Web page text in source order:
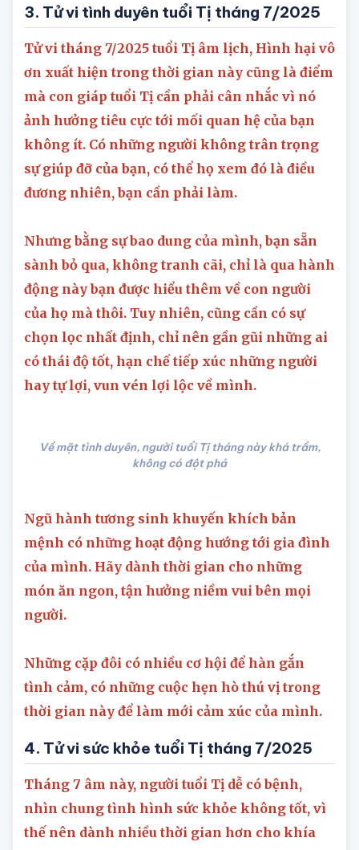
vào những điều không đúng.
3. Tử vi tình duyên tuổi Tị tháng 7/2025
Tử vi tháng 7/2025 tuổi Tị âm lịch, Hình hại vô
ơn xuất hiện trong thời gian này cũng là điểm
mà con giáp tuổi Tị cần phải cân nhắc vì nó
ảnh hưởng tiêu cực tới mối quan hệ của bạn
không ít. Có những người không trân trọng
sự giúp đỡ của bạn, có thể họ xem đó là điều
Nhưng bằng sự bao dung của mình, bạn sẵn
sành bỏ qua, không tranh cãi, chỉ là qua hành
động này bạn được hiểu thêm về con người
của họ mà thôi. Tuy nhiên, cũng cần có sự
chọn lọc nhất định, chỉ nên gần gũi những ai
có thái độ tốt, hạn chế tiếp xúc những người
Ngũ hành tương sinh khuyến khích bản
mệnh có những hoạt động hướng tới gia đình
của mình. Hãy dành thời gian cho những
món ăn ngon, tận hưởng niềm vui bên mọi
Những cặp đôi có nhiều cơ hội để hàn gắn
tình cảm, có những cuộc hẹn hò thú vị trong
thời gian này để làm mới cảm xúc của mình.
4. Tử vi sức khỏe tuổi Tị tháng 7/2025
Tháng 7 âm này, người tuổi Tị dễ có bệnh,
nhìn chung tình hình sức khỏe không tốt, vì